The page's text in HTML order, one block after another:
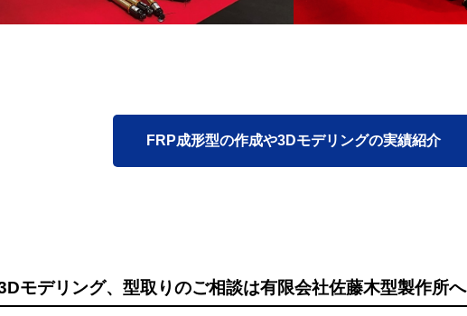
FRP成形型の作成や3Dモデリングの実績紹介
モデリング、型取りのご相談は有限会社佐藤木型製作所へ